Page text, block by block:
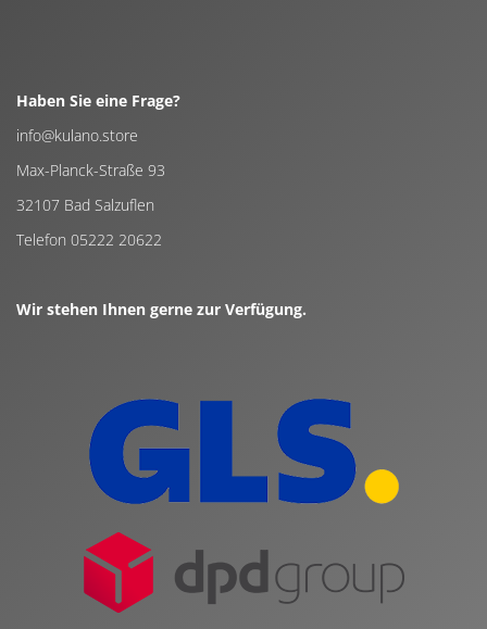
Haben Sie eine Frage?
info@kulano.store
Max-Planck-Straße 93
32107 Bad Salzuflen
Telefon 05222 20622
Wir stehen Ihnen gerne zur Verfügung.